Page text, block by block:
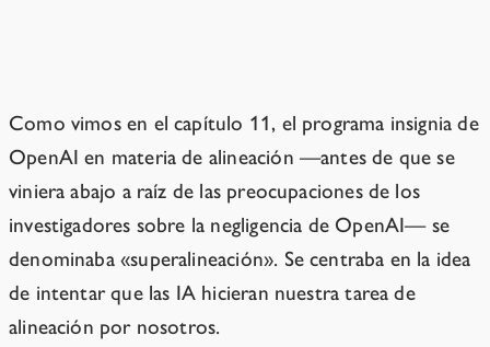
Como vimos en el capítulo 11, el programa insignia de
OpenAI en materia de alineación —antes de que se
viniera abajo a raíz de las preocupaciones de los
investigadores sobre la negligencia de OpenAI— se
denominaba «superalineación». Se centraba en la idea
de intentar que las IA hicieran nuestra tarea de
alineación por nosotros.